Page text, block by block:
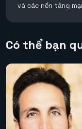
và các nền tảng
Có thể bạn